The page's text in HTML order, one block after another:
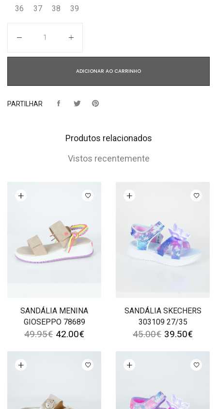
36
37 38 39
ADICIONAR AO CARRINHO
PARTILHAR
Produtos relacionados
Vistos recentemente
SANDÁLIA MENINA
GIOSEPPO 78689
opções
49.95€ 42.00€
SANDÁLIA SKECHERS
303109 27/35
Ver opções
45.00€ 39.50€
opções Ver opções